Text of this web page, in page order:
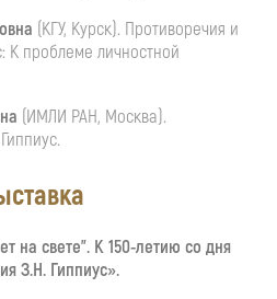
(КГУ, Курск). Противоречия и
К проблеме личностной
(ИМЛИ РАН, Москва).
на свете”. К 150-летию со дня
З.Н. Гиппиус».